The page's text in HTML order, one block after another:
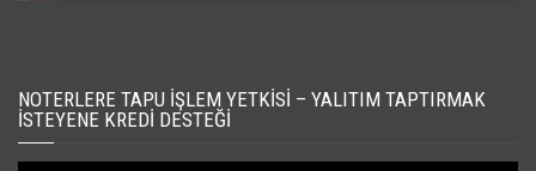
NOTERLERE TAPU İŞLEM YETKISI – YALITIM TAPTIRMAK
İSTEYENE KREDI DESTEĞI